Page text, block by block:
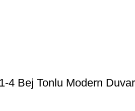
4 Bej Tonlu Modern Duvar